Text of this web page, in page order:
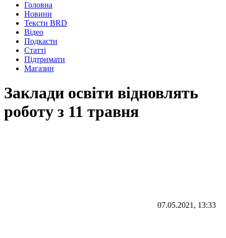
Головна
Новини
Тексти BRD
Відео
Подкасти
Статті
Підтримати
Магазин
Заклади освіти відновлять
роботу з 11 травня
07.05.2021, 13:33